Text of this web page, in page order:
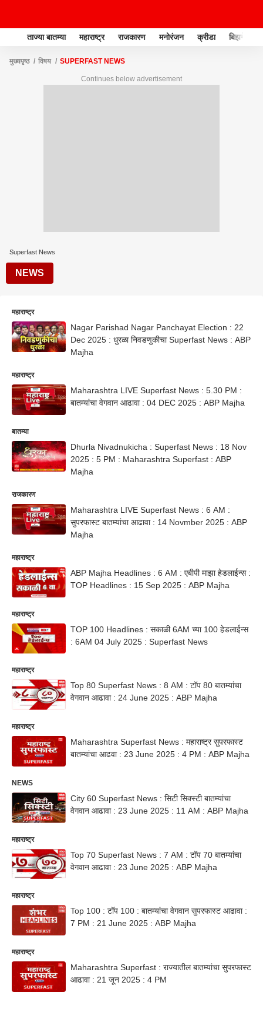
ताज्या बातम्या महाराष्ट्र राजकारण मनोरंजन क्रीडा बिझनेस
मुख्यपृष्ठ विषय SUPERFAST NEWS
Continues below advertisement
Superfast News
NEWS
महाराष्ट्र
Nagar Parishad Nagar Panchayat Election : 22
Dec 2025 : धुरळा निवडणुकीचा Superfast News : ABP
Majha
महाराष्ट्र
Maharashtra LIVE Superfast News : 5.30 PM :
बातम्यांचा वेगवान आढावा : 04 DEC 2025 : ABP Majha
बातम्या
Dhurla Nivadnukicha : Superfast News : 18 Nov
2025 : 5 PM : Maharashtra Superfast : ABP
Majha
राजकारण
Maharashtra LIVE Superfast News : 6 AM :
सुपरफास्ट बातम्यांचा आढावा : 14 Novmber 2025 : ABP
Majha
महाराष्ट्र
ABP Majha Headlines : 6 AM : एबीपी माझा हेडलाईन्स :
TOP Headlines : 15 Sep 2025 : ABP Majha
महाराष्ट्र
TOP 100 Headlines : सकाळी 6AM च्या 100 हेडलाईन्स
: 6AM 04 July 2025 : Superfast News
महाराष्ट्र
Top 80 Superfast News : 8 AM : टॉप 80 बातम्यांचा
वेगवान आढावा : 24 June 2025 : ABP Majha
महाराष्ट्र
Maharashtra Superfast News : महाराष्ट्र सुपरफास्ट
बातम्यांचा आढवा : 23 June 2025 : 4 PM : ABP Majha
NEWS
City 60 Superfast News : सिटी सिक्स्टी बातम्यांचा
वेगवान आढावा : 23 June 2025 : 11 AM : ABP Majha
महाराष्ट्र
Top 70 Superfast News : 7 AM : टॉप 70 बातम्यांचा
वेगवान आढावा : 23 June 2025 : ABP Majha
महाराष्ट्र
Top 100 : टॉप 100 : बातम्यांचा वेगवान सुपरफास्ट आढावा :
7 PM : 21 June 2025 : ABP Majha
महाराष्ट्र
Maharashtra Superfast : राज्यातील बातम्यांचा सुपरफास्ट
आढावा : 21 जून 2025 : 4 PM